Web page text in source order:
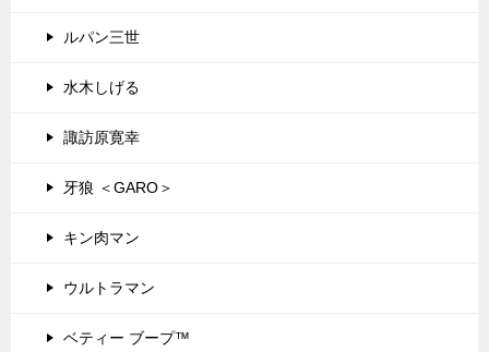
ルパン三世
水木しげる
諏訪原寛幸
牙狼 ＜GARO＞
キン肉マン
ウルトラマン
ベティー ブープ™